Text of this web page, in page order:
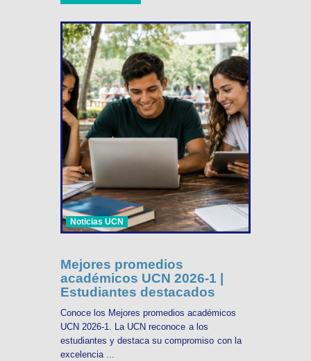
Noticias UCN
Mejores promedios
académicos UCN 2026-1 |
Estudiantes destacados
Conoce los Mejores promedios académicos
UCN 2026-1. La UCN reconoce a los
estudiantes y destaca su compromiso con la
excelencia ...